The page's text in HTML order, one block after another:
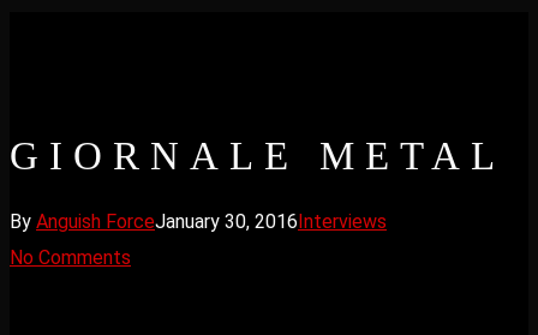
GIORNALE METAL
By Anguish ForceJanuary 30, 2016 Interviews
No Comments